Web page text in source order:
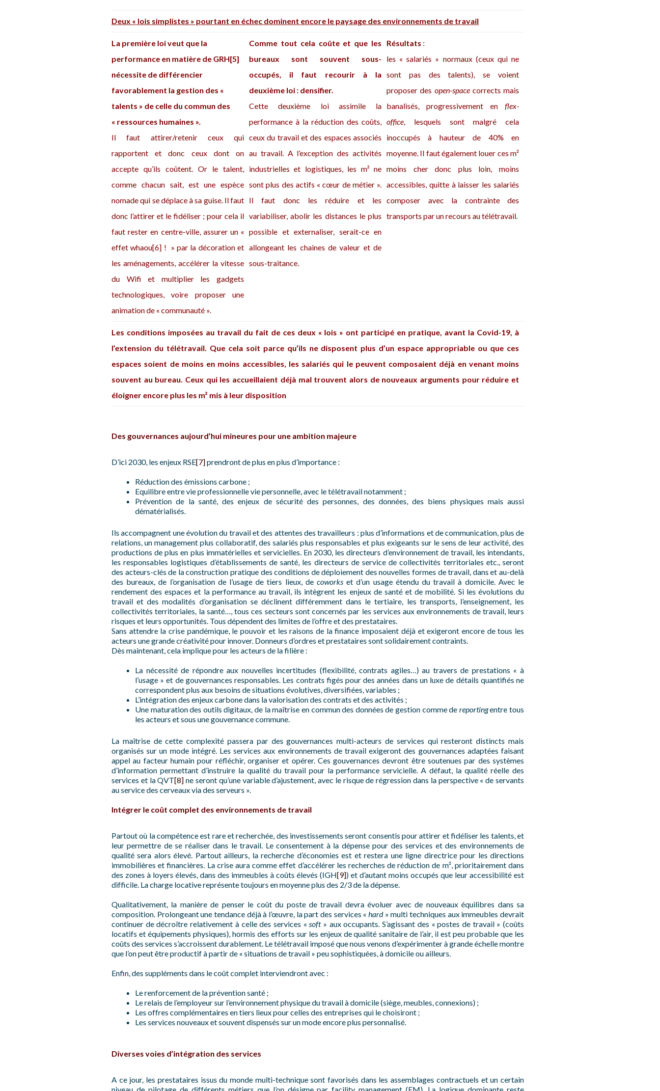
Deux « lois simplistes » pourtant en échec dominent encore le paysage des environnements de travail
La première loi veut que la
performance en matière de GRH[5]
nécessite de différencier
favorablement la gestion des «
talents » de celle du commun des
« ressources humaines ».
Il faut attirer/retenir ceux qui
rapportent et donc ceux dont on
accepte qu’ils coûtent. Or le talent,
comme chacun sait, est une espèce
nomade qui se déplace à sa guise. Il faut
donc l’attirer et le fidéliser ; pour cela il
faut rester en centre-ville, assurer un «
effet whaou[6] ! » par la décoration et
les aménagements, accélérer la vitesse
du Wifi et multiplier les gadgets
technologiques, voire proposer une
animation de « communauté ».
Comme tout cela coûte et que les
bureaux sont souvent sous-
occupés, il faut recourir à la
deuxième loi : densifier.
Cette deuxième loi assimile la
performance à la réduction des coûts,
ceux du travail et des espaces associés
au travail. A l’exception des activités
industrielles et logistiques, les m² ne
sont plus des actifs « cœur de métier ».
Il faut donc les réduire et les
variabiliser, abolir les distances le plus
possible et externaliser, serait-ce en
allongeant les chaines de valeur et de
sous-traitance.
Résultats :
les « salariés » normaux (ceux qui ne
sont pas des talents), se voient
proposer des open-spacecorrects mais
banalisés, progressivement en flex-
office, lesquels sont malgré cela
inoccupés à hauteur de 40% en
moyenne. Il faut également louer ces m²
moins cher donc plus loin, moins
accessibles, quitte à laisser les salariés
composer avec la contrainte des
transports par un recours au télétravail.
Les conditions imposées au travail du fait de ces deux « lois » ont participé en pratique, avant la Covid-19, à
l’extension du télétravail. Que cela soit parce qu’ils ne disposent plus d’un espace appropriable ou que ces
espaces soient de moins en moins accessibles, les salariés qui le peuvent composaient déjà en venant moins
souvent au bureau. Ceux qui les accueillaient déjà mal trouvent alors de nouveaux arguments pour réduire et
éloigner encore plus les m² mis à leur disposition
Des gouvernances aujourd’hui mineures pour une ambition majeure
D’ici 2030, les enjeux RSE[7]prendront de plus en plus d’importance :
Réduction des émissions carbone ;
Equilibre entre vie professionnelle vie personnelle, avec le télétravail notamment ;
Prévention de la santé, des enjeux de sécurité des personnes, des données, des biens physiques mais aussi
dématérialisés.
Ils accompagnent une évolution du travail et des attentes des travailleurs : plus d’informations et de communication, plus de
relations, un management plus collaboratif, des salariés plus responsables et plus exigeants sur le sens de leur activité, des
productions de plus en plus immatérielles et servicielles. En 2030, les directeurs d’environnement de travail, les intendants,
les responsables logistiques d’établissements de santé, les directeurs de service de collectivités territoriales etc., seront
des acteurs-clés de la construction pratique des conditions de déploiement des nouvelles formes de travail, dans et au-delà
des bureaux, de l’organisation de l’usage de tiers lieux, de coworks et d’un usage étendu du travail à domicile. Avec le
rendement des espaces et la performance au travail, ils intègrent les enjeux de santé et de mobilité. Si les évolutions du
travail et des modalités d’organisation se déclinent différemment dans le tertiaire, les transports, l’enseignement, les
collectivités territoriales, la santé…, tous ces secteurs sont concernés par les services aux environnements de travail, leurs
risques et leurs opportunités. Tous dépendent des limites de l’offre et des prestataires.
Sans attendre la crise pandémique, le pouvoir et les raisons de la finance imposaient déjà et exigeront encore de tous les
acteurs une grande créativité pour innover. Donneurs d’ordres et prestataires sont solidairement contraints.
Dès maintenant, cela implique pour les acteurs de la filière :
La nécessité de répondre aux nouvelles incertitudes (flexibilité, contrats agiles…) au travers de prestations « à
l’usage » et de gouvernances responsables. Les contrats figés pour des années dans un luxe de détails quantifiés ne
correspondent plus aux besoins de situations évolutives, diversifiées, variables ;
L’intégration des enjeux carbone dans la valorisation des contrats et des activités ;
Une maturation des outils digitaux, de la maîtrise en commun des données de gestion comme de reportingentre tous
les acteurs et sous une gouvernance commune.
La maîtrise de cette complexité passera par des gouvernances multi-acteurs de services qui resteront distincts mais
organisés sur un mode intégré. Les services aux environnements de travail exigeront des gouvernances adaptées faisant
appel au facteur humain pour réfléchir, organiser et opérer. Ces gouvernances devront être soutenues par des systèmes
d’information permettant d’instruire la qualité du travail pour la performance servicielle. A défaut, la qualité réelle des
services et la QVT[8] ne seront qu’une variable d’ajustement, avec le risque de régression dans la perspective « de servants
au service des cerveaux via des serveurs ».
Intégrer le coût complet des environnements de travail
Partout où la compétence est rare et recherchée, des investissements seront consentis pour attirer et fidéliser les talents, et
leur permettre de se réaliser dans le travail. Le consentement à la dépense pour des services et des environnements de
qualité sera alors élevé. Partout ailleurs, la recherche d’économies est et restera une ligne directrice pour les directions
immobilières et financières. La crise aura comme effet d’accélérer les recherches de réduction de m², prioritairement dans
des zones à loyers élevés, dans des immeubles à coûts élevés (IGH[9]) et d’autant moins occupés que leur accessibilité est
difficile. La charge locative représente toujours en moyenne plus des 2/3 de la dépense.
Qualitativement, la manière de penser le coût du poste de travail devra évoluer avec de nouveaux équilibres dans sa
composition. Prolongeant une tendance déjà à l’œuvre, la part des services « hard» multi techniques aux immeubles devrait
continuer de décroître relativement à celle des services «soft » aux occupants. S’agissant des « postes de travail » (coûts
locatifs et équipements physiques), hormis des efforts sur les enjeux de qualité sanitaire de l’air, il est peu probable que les
coûts des services s’accroissent durablement. Le télétravail imposé que nous venons d’expérimenter à grande échelle montre
que l’on peut être productif à partir de « situations de travail » peu sophistiquées, à domicile ou ailleurs.
Enfin, des suppléments dans le coût complet interviendront avec :
Le renforcement de la prévention santé ;
Le relais de l’employeur sur l’environnement physique du travail à domicile (siège, meubles, connexions) ;
Les offres complémentaires en tiers lieux pour celles des entreprises qui le choisiront ;
Les services nouveaux et souvent dispensés sur un mode encore plus personnalisé.
Diverses voies d’intégration des services
A ce jour, les prestataires issus du monde multi-technique sont favorisés dans les assemblages contractuels et un certain